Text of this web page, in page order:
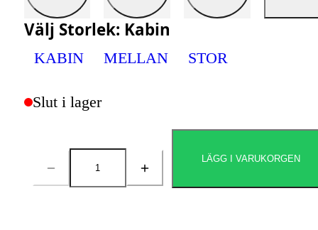
Välj Storlek: Kabin
KABIN MELLAN STOR
Slut i lager
Antal
LÄGG I VARUKORGEN